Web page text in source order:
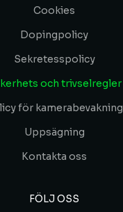
Cookies
Dopingpolicy
Sekretesspolicy
och trivselregler
för kamerabevakning
Uppsägning
Kontakta oss
FÖLJ OSS